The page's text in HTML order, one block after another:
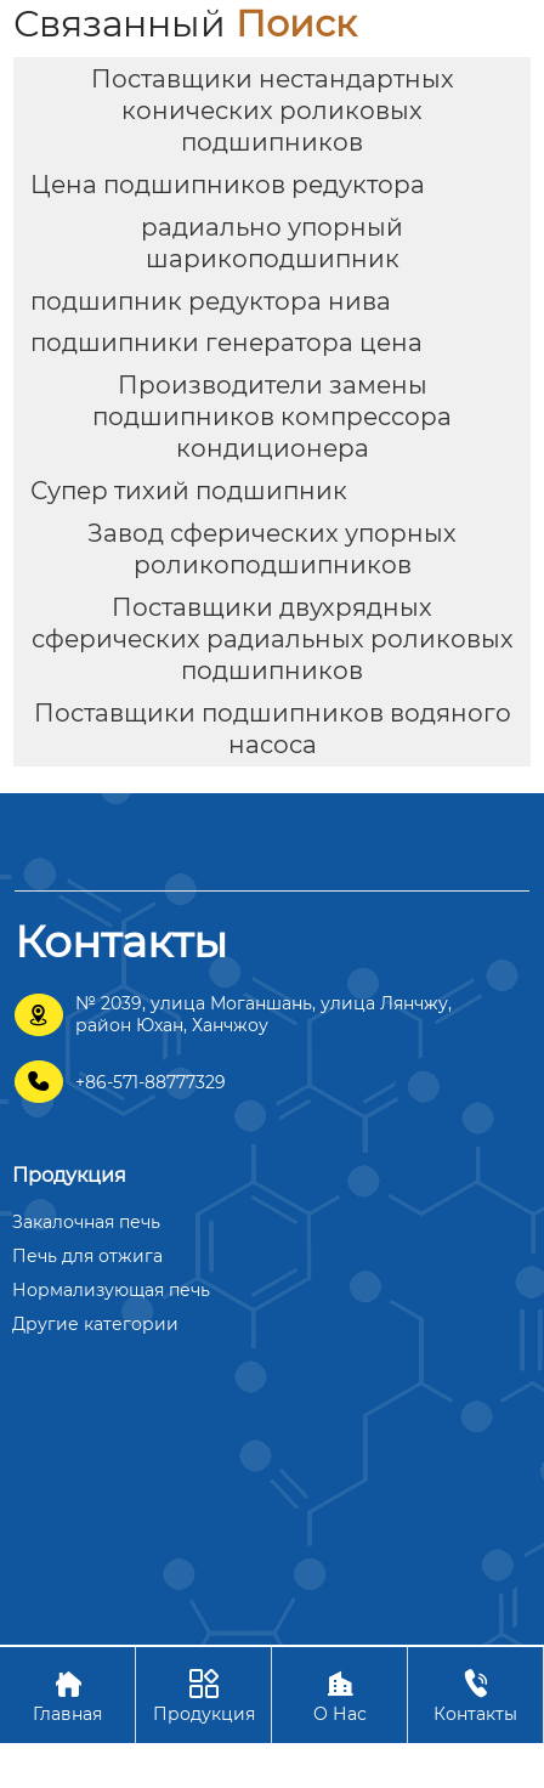
Связанный Поиск
Поставщики нестандартных
конических роликовых
подшипников
Цена подшипников редуктора
радиально упорный
шарикоподшипник
подшипник редуктора нива
подшипники генератора цена
Производители замены
подшипников компрессора
кондиционера
Супер тихий подшипник
Завод сферических упорных
роликоподшипников
Поставщики двухрядных
сферических радиальных роликовых
подшипников
Поставщики подшипников водяного
насоса
Контакты

№ 2039, улица Моганшань, улица Лянчжу,
район Юхан, Ханчжоу
 +86-571-88777329
Продукция
Закалочная печь
Печь для отжига
Нормализующая печь
Другие категории
Авторское право © АО Ханчжоу Цзиньчжоу Технология

Главная

Продукция

О Нас

Контакты